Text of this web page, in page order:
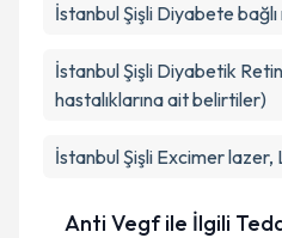
İstanbul Şişli Diyabete
İstanbul Şişli Diyabetik
hastalıklarına ait belirtiler)
İstanbul Şişli Excimer
Anti Vegf ile İlgili